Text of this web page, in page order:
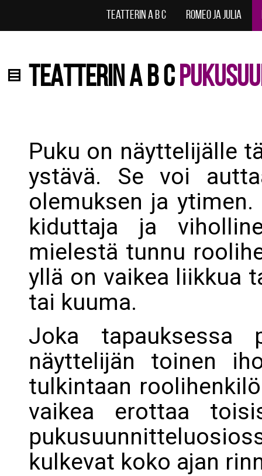
Teatterin A B C Romeo ja Julia
TEATTERIN A B C
Puku on näyttelijälle
ystävä. Se voi
olemuksen ja
kiduttaja ja
mielestä tunnu
yllä on vaikea liikkua
tai kuuma.
Joka tapauksessa
näyttelijän toinen
tulkintaan
vaikea erottaa
kulkevat koko ajan